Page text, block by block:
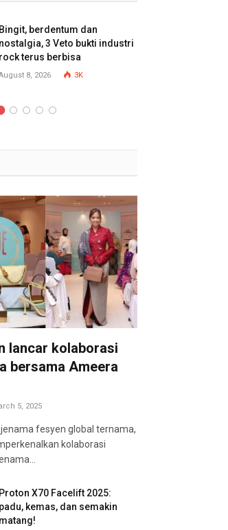
Bingit, berdentum dan
nostalgia, 3 Veto bukti industri
rock terus berbisa
8, 2026 3K
lancar kolaborasi
bersama Ameera
5, 2025
jenama fesyen global ternama,
kolaborasi
Proton X70 Facelift 2025:
padu, kemas, dan semakin
matang!